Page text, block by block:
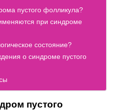
пустого фолликула?
при синдроме
состояние?
о синдроме пустого
пустого